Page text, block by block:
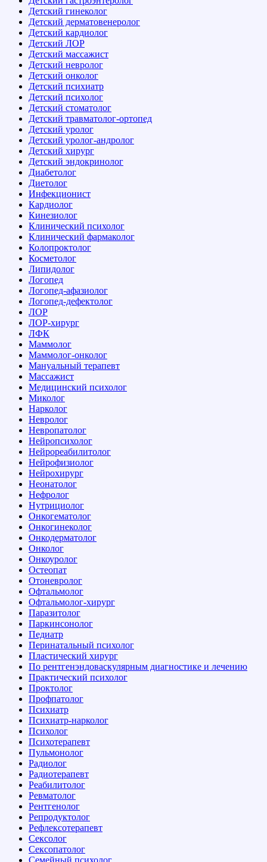
Детский гинеколог
Детский дерматовенеролог
Детский кардиолог
Детский ЛОР
Детский массажист
Детский невролог
Детский онколог
Детский психиатр
Детский психолог
Детский стоматолог
Детский травматолог-ортопед
Детский уролог
Детский уролог-андролог
Детский хирург
Детский эндокринолог
Диабетолог
Диетолог
Инфекционист
Кардиолог
Кинезиолог
Клинический психолог
Клинический фармаколог
Колопроктолог
Косметолог
Липидолог
Логопед
Логопед-афазиолог
Логопед-дефектолог
ЛОР
ЛОР-хирург
ЛФК
Маммолог
Маммолог-онколог
Мануальный терапевт
Массажист
Медицинский психолог
Миколог
Нарколог
Невролог
Невропатолог
Нейропсихолог
Нейрореабилитолог
Нейрофизиолог
Нейрохирург
Неонатолог
Нефролог
Нутрициолог
Онкогематолог
Онкогинеколог
Онкодерматолог
Онколог
Онкоуролог
Остеопат
Отоневролог
Офтальмолог
Офтальмолог-хирург
Паразитолог
Паркинсонолог
Педиатр
Перинатальный психолог
Пластический хирург
По рентгенэндоваскулярным диагностике и лечению
Практический психолог
Проктолог
Профпатолог
Психиатр
Психиатр-нарколог
Психолог
Психотерапевт
Пульмонолог
Радиолог
Радиотерапевт
Реабилитолог
Ревматолог
Рентгенолог
Репродуктолог
Рефлексотерапевт
Сексолог
Сексопатолог
Семейный психолог